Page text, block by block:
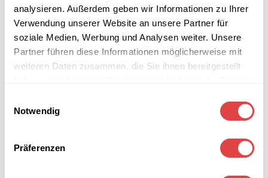
analysieren. Außerdem geben wir Informationen zu Ihrer
Verwendung unserer Website an unsere Partner für
soziale Medien, Werbung und Analysen weiter. Unsere
Partner führen diese Informationen möglicherweise mit
weiteren Daten zusammen, die Sie ihnen bereitgestellt
Notwendig
Präferenzen